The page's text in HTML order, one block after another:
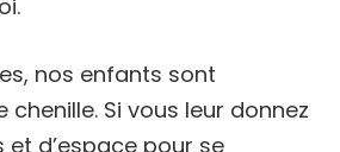
nos enfants sont
chenille. Si vous leur donnez
d’espace pour se